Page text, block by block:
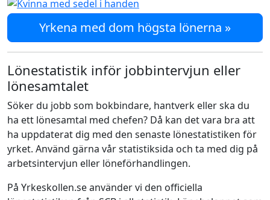
Yrkena med dom högsta lönerna »
Lönestatistik inför jobbintervjun eller
lönesamtalet
Söker du jobb som bokbindare, hantverk eller ska du
ha ett lönesamtal med chefen? Då kan det vara bra att
ha uppdaterat dig med den senaste lönestatistiken för
yrket. Använd gärna vår statistiksida och ta med dig på
arbetsintervjun eller löneförhandlingen.
På Yrkeskollen.se använder vi den officiella